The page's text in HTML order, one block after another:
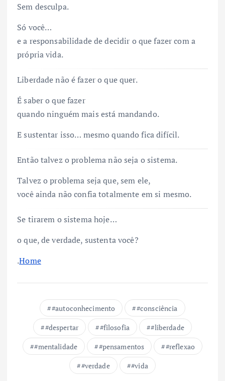
Sem desculpa.
Só você…
e a responsabilidade de decidir o que fazer com a
própria vida.
Liberdade não é fazer o que quer.
É saber o que fazer
quando ninguém mais está mandando.
E sustentar isso… mesmo quando fica difícil.
Então talvez o problema não seja o sistema.
Talvez o problema seja que, sem ele,
você ainda não confia totalmente em si mesmo.
Se tirarem o sistema hoje…
o que, de verdade, sustenta você?
.Home
#autoconhecimento
#consciência
#despertar
#filosofia
#liberdade
#mentalidade
#pensamentos
#reflexao
#verdade
#vida